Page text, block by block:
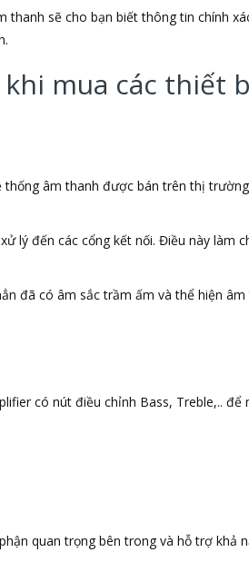
sẽ cho bạn biết thông tin chính
mua các thiết
âm thanh được bán trên thị
lý đến các cổng kết nối. Điều này làm
đã có âm sắc trầm ấm và thể hiện
có nút điều chỉnh Bass, Treble,..
quan trọng bên trong và hỗ trợ khả